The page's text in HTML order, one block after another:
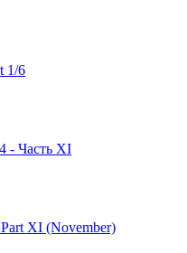
1/6
- Часть XI
XI (November)